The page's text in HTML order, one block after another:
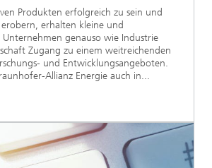
Produkten erfolgreich zu sein und
erhalten kleine und
Unternehmen genauso wie Industrie
Zugang zu einem weitreichenden
und Entwicklungsangeboten.
Allianz Energie auch in...